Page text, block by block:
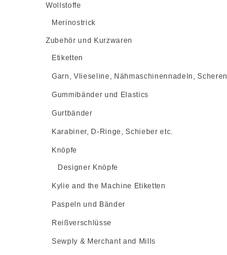
Wollstoffe
Merinostrick
Zubehör und Kurzwaren
Etiketten
Garn, Vlieseline, Nähmaschinennadeln, Scheren
Gummibänder und Elastics
Gurtbänder
Karabiner, D-Ringe, Schieber etc.
Knöpfe
Designer Knöpfe
Kylie and the Machine Etiketten
Paspeln und Bänder
Reißverschlüsse
Sewply & Merchant and Mills